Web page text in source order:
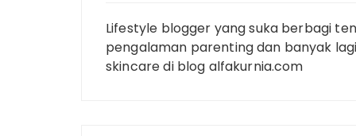
Lifestyle blogger yang suka berbagi
pengalaman parenting dan banyak
skincare di blog alfakurnia.com